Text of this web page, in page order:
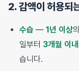
2. 감액이 허용되
수습 — 1년 이상
일부터 3개월 이내
습니다.